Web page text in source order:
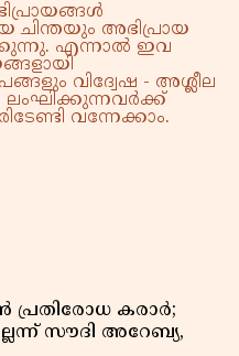
ചിന്തയും അഭിപ്രായ
എന്നാൽ ഇവ
വിദ്വേഷ - അശ്ലീല
ലംഘിക്കുന്നവർക്ക്
വന്നേക്കാം.
പ്രതിരോധ കരാർ;
സൗദി അറേബ്യ,